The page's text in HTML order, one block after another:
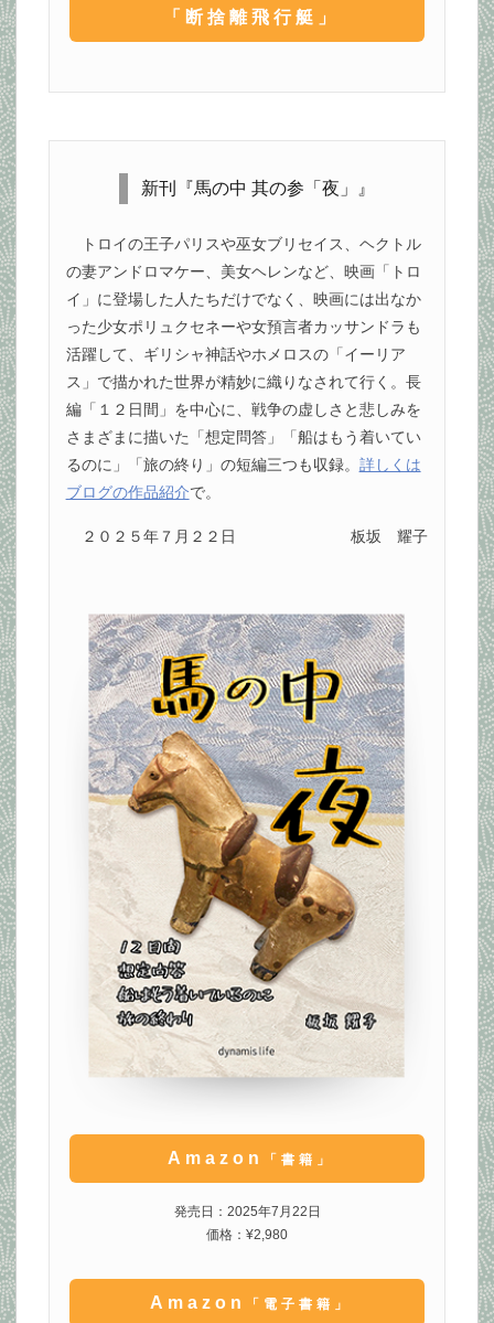
「断捨離飛行艇」
新刊『馬の中 其の参「夜」』
トロイの王子パリスや巫女ブリセイス、ヘクトル
の妻アンドロマケー、美女ヘレンなど、映画「トロ
イ」に登場した人たちだけでなく、映画には出なか
った少女ポリュクセネーや女預言者カッサンドラも
活躍して、ギリシャ神話やホメロスの「イーリア
ス」で描かれた世界が精妙に織りなされて行く。長
編「１２日間」を中心に、戦争の虚しさと悲しみを
さまざまに描いた「想定問答」「船はもう着いてい
るのに」「旅の終り」の短編三つも収録。 詳しくは
ブログの作品紹介で。
２０２５年７月２２日 板坂 耀子
Amazon 「書籍」
発売日：2025年7月22日
価格：¥2,980
Amazon 「電子書籍」